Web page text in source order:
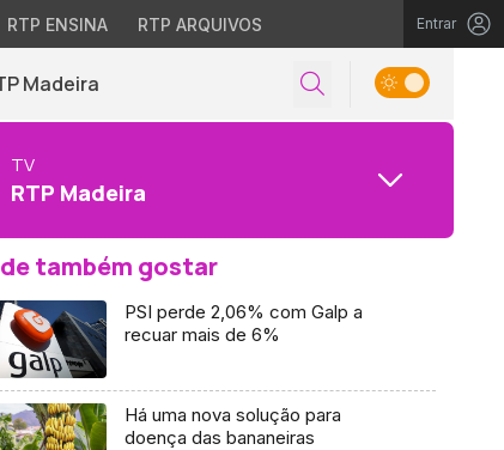
RTP ENSINA RTP ARQUIVOS Entrar
Madeira
TV
RTP Madeira
também gostar
PSI perde 2,06% com Galp a
recuar mais de 6%
Há uma nova solução para
doença das bananeiras